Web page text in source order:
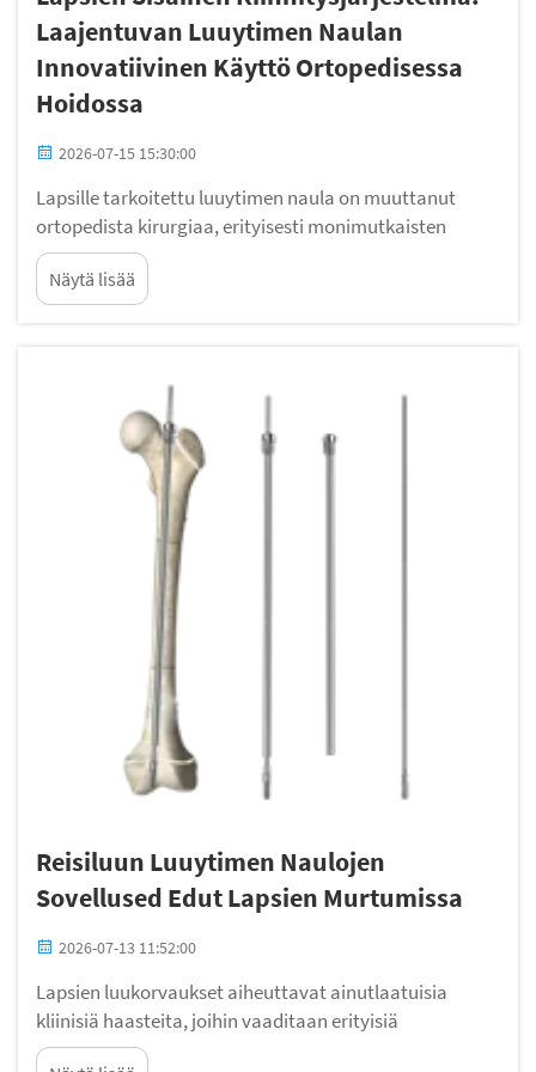
Laajentuvan Luuytimen Naulan
Innovatiivinen Käyttö Ortopedisessa
Hoidossa
2026-07-15 15:30:00
Lapsille tarkoitettu luuytimen naula on muuttanut
ortopedista kirurgiaa, erityisesti monimutkaisten
murtumien ja poikkeavuuksien hoitoon kasvavilla
lapsilla. Perinteisten ulkoisten kiinnitysmenetelmien
sijaan lapsille tarkoitettu luuytimen n...
Näytä lisää
Reisiluun Luuytimen Naulojen
Sovellused Edut Lapsien Murtumissa
2026-07-13 11:52:00
Lapsien luukorvaukset aiheuttavat ainutlaatuisia
kliinisiä haasteita, joihin vaaditaan erityisiä
hoitotapoja. Perinteiset avoimet leikkaus- ja sisäisen